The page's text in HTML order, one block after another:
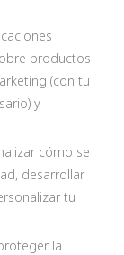
productos
(con tu
y
cómo se
desarrollar
tu
la